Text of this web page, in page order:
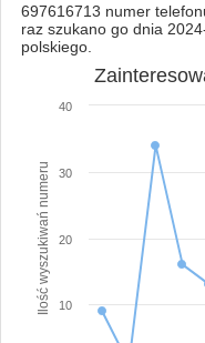
697616713 numer
raz szukano go dnia
polskiego.
Ilość wyszukiwań numeru 10
20
30
40